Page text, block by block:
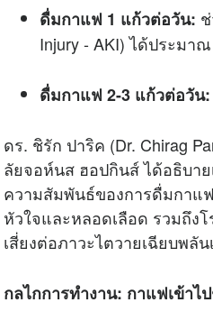
ดื่มกาแฟ 1 แก้วต่อวัน:
Injury - AKI) ได้ประมา
ดื่มกาแฟ 2-3 แก้วต่อวัน:
ดร. ชิรัก ปาริค (Dr. Chirag
ลัยจอห์นส ฮอปกินส์ ได้อธิบา
ความสัมพันธ์ของการดื่มกาแฟ
หัวใจและหลอดเลือด รวมถึง
เสี่ยงต่อภาวะไตวายเฉียบพลั
กลไกการทำงาน: กาแฟเข้าไ